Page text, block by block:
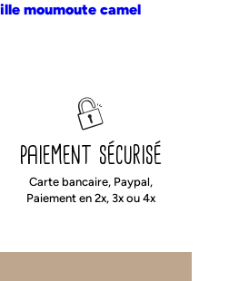
moumoute camel
paiement sécurisé
Carte bancaire, Paypal,
Paiement en 2x, 3x ou 4x